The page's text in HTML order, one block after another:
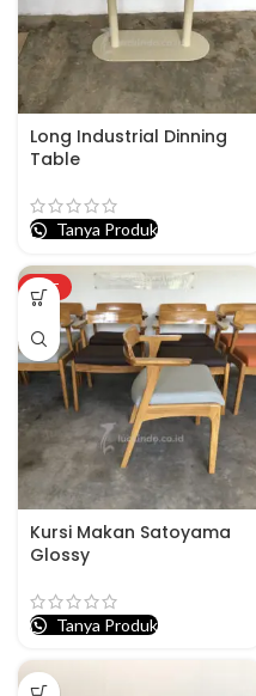
Long Industrial Dinning
Table
Tanya Produk
HOT
Kursi Makan Satoyama
Glossy
Tanya Produk